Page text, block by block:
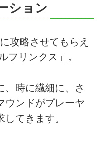
ション
攻略させてもらえ
フリンクス」。
、時に繊細に、さ
ウンドがプレーヤ
てきます。